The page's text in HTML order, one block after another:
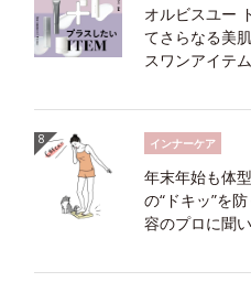
オルビスユー
てさらなる美
スワンアイテ
インナーケア
年末年始も体
の“ドキッ”を
容のプロに聞